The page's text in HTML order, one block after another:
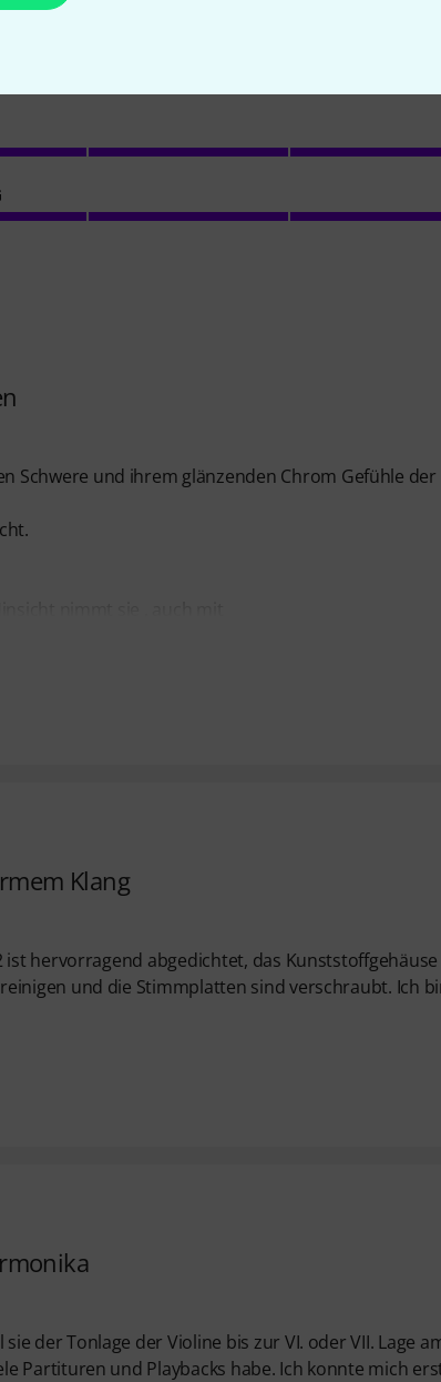
Schwere und ihrem glänzenden Chrom Gefühle der
Klang
ist hervorragend abgedichtet, das Kunststoffgehäuse
und die Stimmplatten sind verschraubt. Ich
der Tonlage der Violine bis zur VI. oder VII. Lage
Partituren und Playbacks habe. Ich konnte mich